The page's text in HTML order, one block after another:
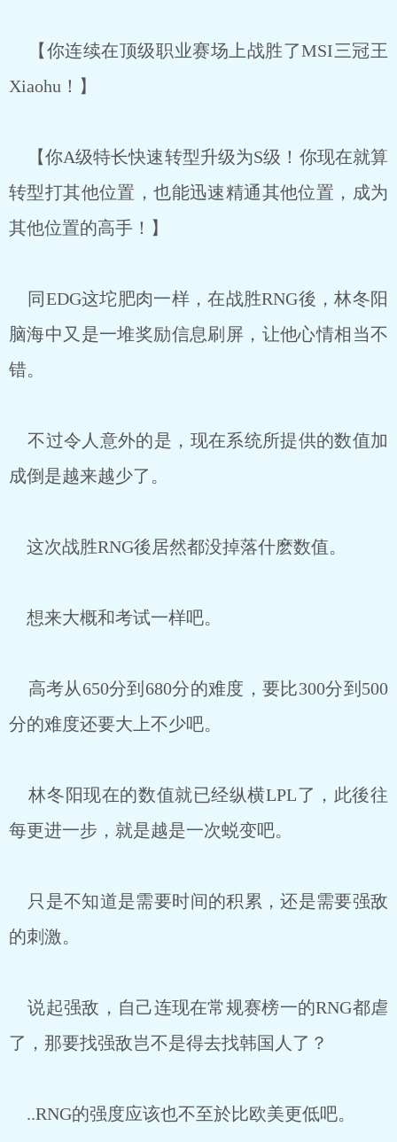
【你连续在顶级职业赛场上战胜了MSI三冠王
Xiaohu！】
【你A级特长快速转型升级为S级！你现在就算
转型打其他位置，也能迅速精通其他位置，成为
其他位置的高手！】
同EDG这坨肥肉一样，在战胜RNG後，林冬阳
脑海中又是一堆奖励信息刷屏，让他心情相当不
错。
不过令人意外的是，现在系统所提供的数值加
成倒是越来越少了。
这次战胜RNG後居然都没掉落什麽数值。
想来大概和考试一样吧。
高考从650分到680分的难度，要比300分到500
分的难度还要大上不少吧。
林冬阳现在的数值就已经纵横LPL了，此後往
每更进一步，就是越是一次蜕变吧。
只是不知道是需要时间的积累，还是需要强敌
的刺激。
说起强敌，自己连现在常规赛榜一的RNG都虐
了，那要找强敌岂不是得去找韩国人了？
..RNG的强度应该也不至於比欧美更低吧。